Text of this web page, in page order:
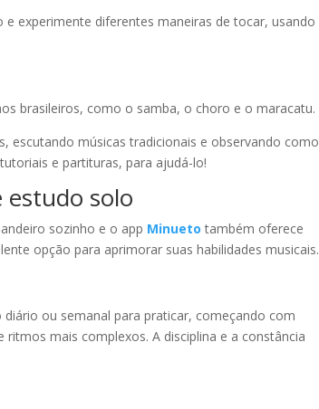
experimente diferentes maneiras de tocar, usando
brasileiros, como o samba, o choro e o maracatu.
escutando músicas tradicionais e observando como
e partituras, para ajudá-lo!
estudo solo
sozinho e o app Minueto também oferece
opção para aprimorar suas habilidades musicais.
ou semanal para praticar, começando com
mais complexos. A disciplina e a constância